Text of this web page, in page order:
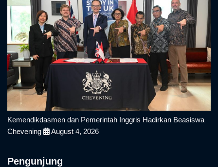
Kemendikdasmen dan Pemerintah Inggris Hadirkan Beasiswa
Chevening
August 4, 2026
Pengunjung